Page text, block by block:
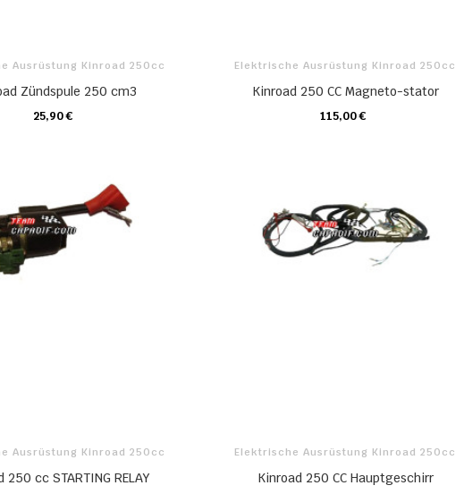
Ausrüstung Kinroad 250cc
Zündspule 250 cm3
25,90 €
KARTE
Elektrische Ausrüstung Kinroad 250cc
Kinroad 250 CC Magneto-stator
115,00 €
KARTE
Ausrüstung Kinroad 250cc
250 cc STARTING RELAY
Elektrische Ausrüstung Kinroad 250cc
Kinroad 250 CC Hauptgeschirr